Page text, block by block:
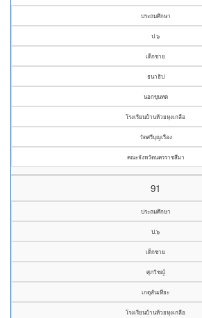
ประถมศึกษา
ป.๖
เด็กชาย
ธนาธิป
นอกขุนทด
โรงเรียนบ้านห้วยหุงเกลือ
วัดศรีบุญเรือง
คณะจังหวัดนครราชสีมา
91
ประถมศึกษา
ป.๖
เด็กชาย
ศุภวิชญ์
เกตุสันเทียะ
โรงเรียนบ้านห้วยหุงเกลือ